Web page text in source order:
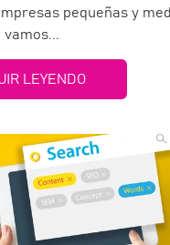
pequeñas y
vamos...
LEYENDO